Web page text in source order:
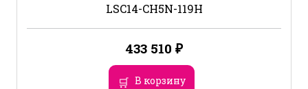
LSC14-CH5N-119H
433 510 ₽
В корзину